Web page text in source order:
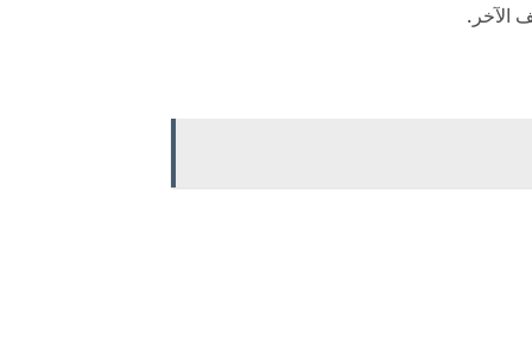
الآخر.